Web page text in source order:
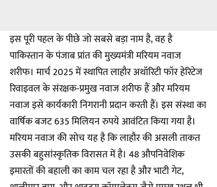
इस पूरी पहल के पीछे जो सबसे बड़ा नाम है, वह है
पाकिस्तान के पंजाब प्रांत की मुख्यमंत्री मरियम नवाज
शरीफ। मार्च 2025 में स्थापित लाहौर अथॉरिटी फॉर हेरिटेज
रिवाइवल के संरक्षक-प्रमुख नवाज शरीफ हैं और मरियम
नवाज इसे कार्यकारी निगरानी प्रदान करती हैं। इस संस्था का
वार्षिक बजट 635 मिलियन रुपये आवंटित किया गया है।
मरियम नवाज की सोच यह है कि लाहौर की असली ताकत
उसकी बहुसांस्कृतिक विरासत में है। 48 औपनिवेशिक
इमारतों की बहाली का काम चल रहा है और भाटी गेट,